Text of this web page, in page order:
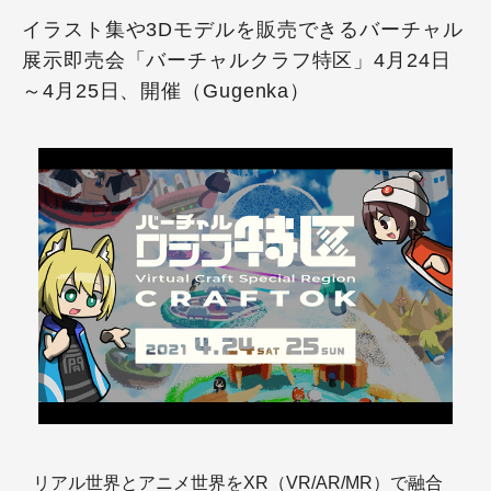
イラスト集や3Dモデルを販売できるバーチャル
展示即売会「バーチャルクラフ特区」4月24日
～4月25日、開催（Gugenka）
リアル世界とアニメ世界をXR（VR/AR/MR）で融合